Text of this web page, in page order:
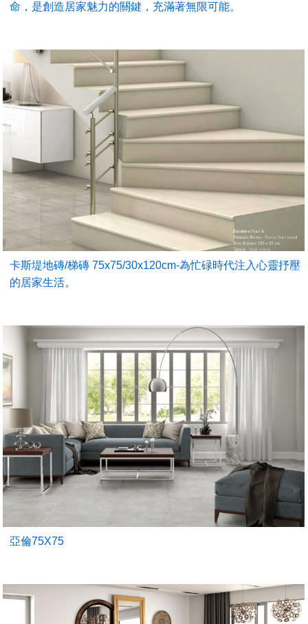
命，是創造居家魅力的關鍵，充滿著無限可能。
卡斯堤地磚/梯磚 75x75/30x120cm-為忙碌時代注入心靈抒壓
的居家生活。
亞倫75X75